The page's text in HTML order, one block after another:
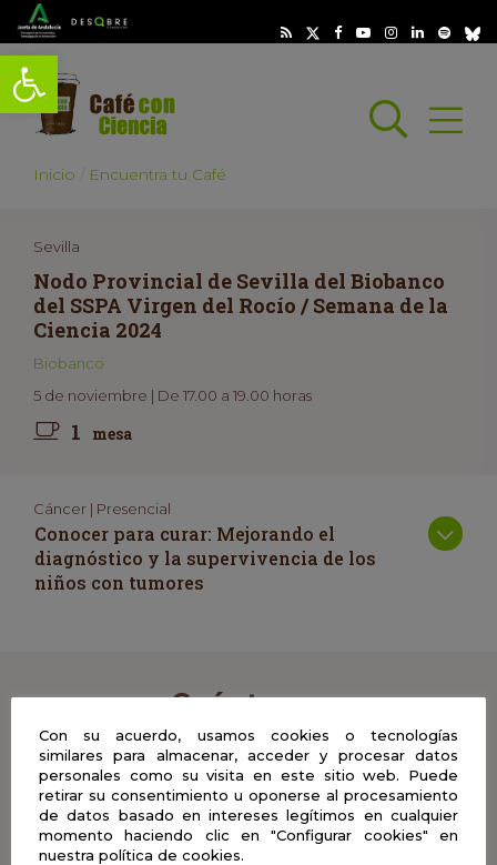
Abrir barra de herramientas
Abrir
Inicio Encuentra tu Café
Sevilla
Nodo Provincial de Sevilla del Biobanco
del SSPA Virgen del Rocío / Semana de la
Ciencia 2024
Biobanco
5 de noviembre | De 17.00 a 19.00 horas
1 mesa
Cáncer | Presencial
Conocer para curar: Mejorando el
diagnóstico y la supervivencia de los
niños con tumores
Cuéntanos
Comparte con nosotros tus comentarios, vídeos, fotos
y material didáctico del Café con Ciencia en el que
hayas participado y ayúdanos a enriquecer esta
experiencia
Con su acuerdo, usamos cookies o tecnologías
similares para almacenar, acceder y procesar datos
personales como su visita en este sitio web. Puede
retirar su consentimiento u oponerse al procesamiento
de datos basado en intereses legítimos en cualquier
momento haciendo clic en "Configurar cookies" en
nuestra política de cookies.